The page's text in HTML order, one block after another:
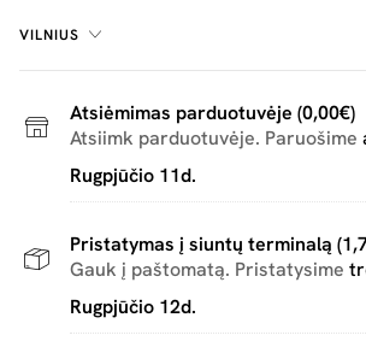
VILNIUS
Atsiėmimas parduotuvėje (0,00€)
Atsiimk parduotuvėje. Paruošime
Rugpjūčio 11d.
Pristatymas į siuntų terminalą
Gauk į paštomatą. Pristatysime
Rugpjūčio 12d.